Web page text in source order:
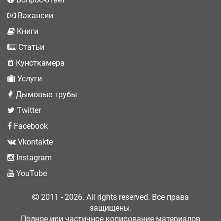
Вакансии
Книги
Статьи
Кунсткамера
Услуги
Дымовые трубы
Twitter
Facebook
Vkontakte
Instagram
YouTube
2011 - 2026. All rights reserved. Все права
защищены.
Полное или частичное копирование материалов